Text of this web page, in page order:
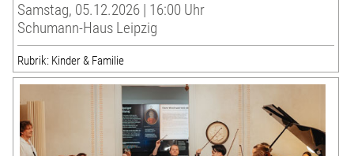
Samstag, 05.12.2026 | 16:00 Uhr
Schumann-Haus Leipzig
Rubrik: Kinder & Familie